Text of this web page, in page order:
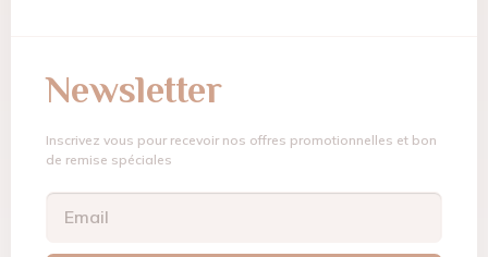
Newsletter
Inscrivez vous pour recevoir nos offres promotionnelles et bon
de remise spéciales